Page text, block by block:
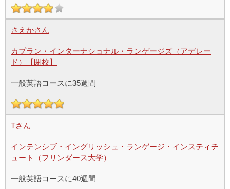
さえかさん
カプラン・インターナショナル・ランゲージズ（アデレー
ド）【閉校】
一般英語コースに35週間
Tさん
インテンシブ・イングリッシュ・ランゲージ・インスティチ
ュート（フリンダース大学）
一般英語コースに40週間